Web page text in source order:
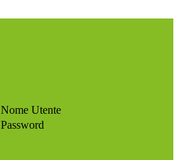
Nome Utente
Password